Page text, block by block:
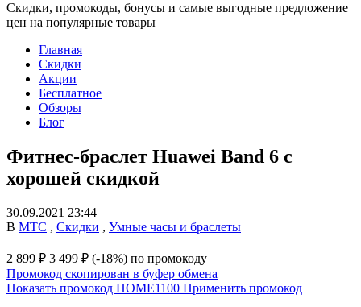
Скидки, промокоды, бонусы и самые выгодные предложение
цен на популярные товары
Главная
Скидки
Акции
Бесплатное
Обзоры
Блог
Фитнес-браслет Huawei Band 6 с
хорошей скидкой
30.09.2021 23:44
В МТС , Скидки , Умные часы и браслеты
2 899 ₽ 3 499 ₽ (-18%) по промокоду
Промокод скопирован в буфер обмена
Показать промокод HOME1100 Применить промокод